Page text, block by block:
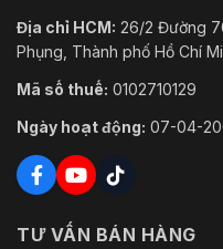
Địa chỉ HCM: 26/2 Đường
Phụng, Thành phố Hồ Chí
Mã số thuế: 0102710129
Ngày hoạt động: 07-04-
TƯ VẤN BÁN HÀNG